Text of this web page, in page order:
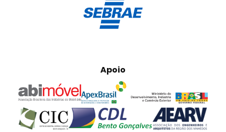
Apoio